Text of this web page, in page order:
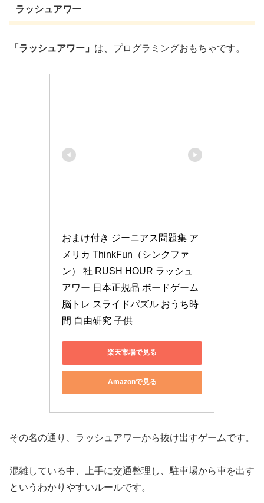
ラッシュアワー
「ラッシュアワー」 は、プログラミングおもちゃです。
おまけ付き ジーニアス問題集 ア
メリカ ThinkFun（シンクファ
ン） 社 RUSH HOUR ラッシュ
アワー 日本正規品 ボードゲーム
脳トレ スライドパズル おうち時
間 自由研究 子供
楽天市場で見る
Amazonで見る
その名の通り、ラッシュアワーから抜け出すゲームです。
混雑している中、上手に交通整理し、駐車場から車を出す
というわかりやすいルールです。